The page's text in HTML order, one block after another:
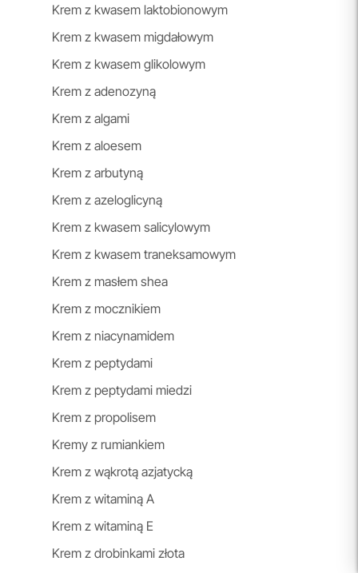
Krem z kwasem laktobionowym
Krem z kwasem migdałowym
Krem z kwasem glikolowym
Krem z adenozyną
Krem z algami
Krem z aloesem
Krem z arbutyną
Krem z azeloglicyną
Krem z kwasem salicylowym
Krem z kwasem traneksamowym
Krem z masłem shea
Krem z mocznikiem
Krem z niacynamidem
Krem z peptydami
Krem z peptydami miedzi
Krem z propolisem
Kremy z rumiankiem
Krem z wąkrotą azjatycką
Krem z witaminą A
Krem z witaminą E
Krem z drobinkami złota